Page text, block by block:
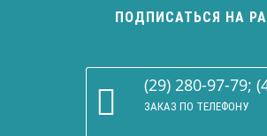
ПОДПИСАТЬСЯ НА
(29) 280-97-79;
ЗАКАЗ ПО ТЕЛЕФОНУ